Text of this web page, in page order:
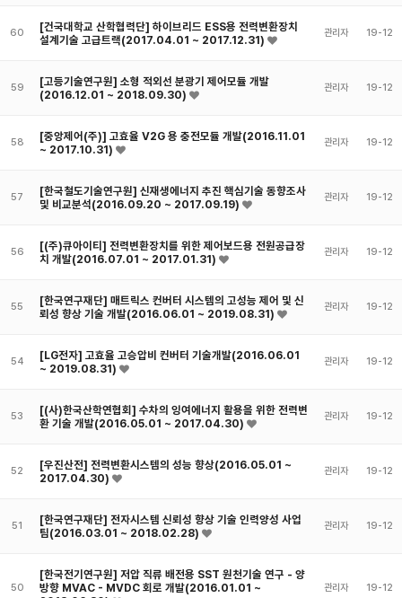
60
[건국대학교 산학협력단] 하이브리드 ESS용 전력변환장치
설계기술 고급트랙(2017.04.01 ~ 2017.12.31)
관리자 19-12
59
[고등기술연구원] 소형 적외선 분광기 제어모듈 개발
(2016.12.01 ~ 2018.09.30)
관리자 19-12
58
[중앙제어(주)] 고효율 V2G 용 충전모듈 개발(2016.11.01
~ 2017.10.31)
관리자 19-12
57
[한국철도기술연구원] 신재생에너지 추진 핵심기술 동향조사
및 비교분석(2016.09.20 ~ 2017.09.19)
관리자 19-12
56
[(주)큐아이티] 전력변환장치를 위한 제어보드용 전원공급장
치 개발(2016.07.01 ~ 2017.01.31)
관리자 19-12
55
[한국연구재단] 매트릭스 컨버터 시스템의 고성능 제어 및 신
뢰성 향상 기술 개발(2016.06.01 ~ 2019.08.31)
관리자 19-12
54
[LG전자] 고효율 고승압비 컨버터 기술개발(2016.06.01
~ 2019.08.31)
관리자 19-12
53
[(사)한국산학연협회] 수차의 잉여에너지 활용을 위한 전력변
환 기술 개발(2016.05.01 ~ 2017.04.30)
관리자 19-12
52
[우진산전] 전력변환시스템의 성능 향상(2016.05.01 ~
2017.04.30)
관리자 19-12
51
[한국연구재단] 전자시스템 신뢰성 향상 기술 인력양성 사업
팀(2016.03.01 ~ 2018.02.28)
관리자 19-12
50
[한국전기연구원] 저압 직류 배전용 SST 원천기술 연구 - 양
방향 MVAC - MVDC 회로 개발(2016.01.01 ~
관리자 19-12